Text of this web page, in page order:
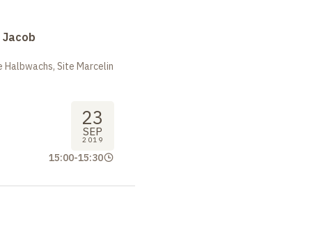
Site Marcelin
23
SEP
2019
15:00-15:30